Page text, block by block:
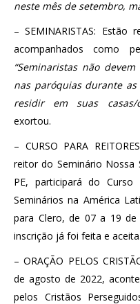
neste mês de setembro,
– SEMINARISTAS:
acompanhados como
“Seminaristas não
nas paróquias durante
residir em suas casas/
exortou.
– CURSO PARA
reitor do Seminário Nossa
PE, participará do
Seminários na América
para Clero, de 07 a 19
inscrição já foi feita e aceita.
– ORAÇÃO PELOS
de agosto de 2022,
pelos Cristãos